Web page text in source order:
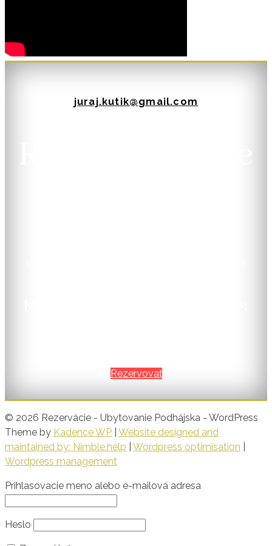
juraj.kutik@gmail.com
Rezervovať
© 2026 Rezervácie - Ubytovanie Podhájska - WordPress
Theme by Kadence WP Website designed and
maintained by: Nimble.help
Wordpress optimisation
Wordpress management
Prihlasovacie meno alebo e-mailová adresa
Heslo